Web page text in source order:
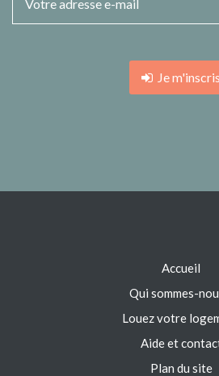
Je m'inscris
Accueil
Qui sommes-
Louez votre
Aide et
Plan du site